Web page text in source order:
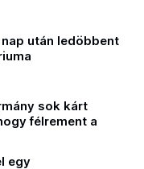
után ledöbbent
sok kárt
félrement a
egy